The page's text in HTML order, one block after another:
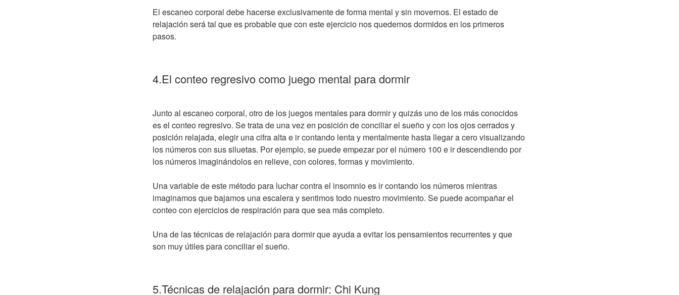
El escaneo corporal debe hacerse exclusivamente de forma mental y sin movernos. El estado de
relajación será tal que es probable que con este ejercicio nos quedemos dormidos en los primeros
pasos.
4.El conteo regresivo como juego mental para dormir
Junto al escaneo corporal, otro de los juegos mentales para dormir y quizás uno de los más conocidos
es el conteo regresivo. Se trata de una vez en posición de conciliar el sueño y con los ojos cerrados y
posición relajada, elegir una cifra alta e ir contando lenta y mentalmente hasta llegar a cero visualizando
los números con sus siluetas. Por ejemplo, se puede empezar por el número 100 e ir descendiendo por
los números imaginándolos en relieve, con colores, formas y movimiento.
Una variable de este método para luchar contra el insomnio es ir contando los números mientras
imaginamos que bajamos una escalera y sentimos todo nuestro movimiento. Se puede acompañar el
conteo con ejercicios de respiración para que sea más completo.
Una de las técnicas de relajación para dormir que ayuda a evitar los pensamientos recurrentes y que
son muy útiles para conciliar el sueño.
5.Técnicas de relajación para dormir: Chi Kung